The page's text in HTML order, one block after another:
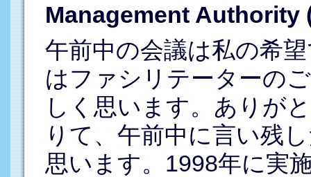
Management Authority
午前中の会議は私の希
はファシリテーターの
しく思います。ありが
りて、午前中に言い残
思います。1998年に実